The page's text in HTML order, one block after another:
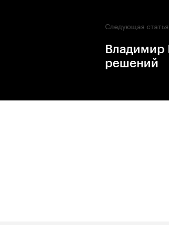
Следующая статья
Владимир
решений